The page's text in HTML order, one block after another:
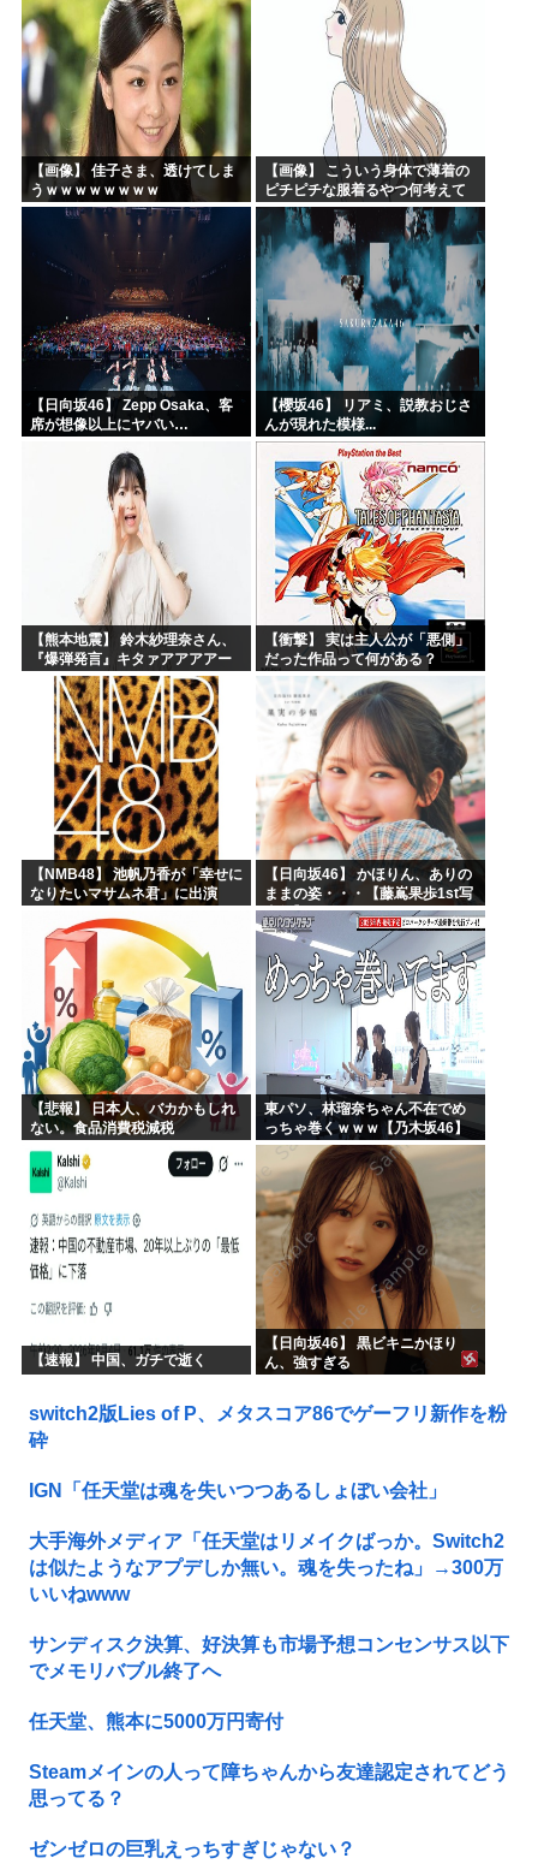
【画像】 佳子さま、透けてしま
うｗｗｗｗｗｗｗｗ
【画像】 こういう身体で薄着の
ピチピチな服着るやつ何考えて
るんだよ
【日向坂46】 Zepp Osaka、客
席が想像以上にヤバい…
【櫻坂46】 リアミ、説教おじさ
んが現れた模様...
【熊本地震】 鈴木紗理奈さん、
『爆弾発言』キタァアアアアー
ーーーーー！！
【衝撃】 実は主人公が「悪側」
だった作品って何がある？
【NMB48】 池帆乃香が「幸せに
なりたいマサムネ君」に出演
【日向坂46】 かほりん、ありの
ままの姿・・・【藤嶌果歩1st写
真集】
【悲報】 日本人、バカかもしれ
ない。食品消費税減税
賛成してしまう
東パソ、林瑠奈ちゃん不在でめ
っちゃ巻くｗｗｗ【乃木坂46】
【速報】 中国、ガチで逝く
【日向坂46】 黒ビキニかほり
ん、強すぎる
switch2版Lies of P、メタスコア86でゲーフリ新作を粉
砕
IGN「任天堂は魂を失いつつあるしょぼい会社」
大手海外メディア「任天堂はリメイクばっか。Switch2
は似たようなアプデしか無い。魂を失ったね」→300万
いいねwww
サンディスク決算、好決算も市場予想コンセンサス以下
でメモリバブル終了へ
任天堂、熊本に5000万円寄付
Steamメインの人って障ちゃんから友達認定されてどう
思ってる？
ゼンゼロの巨乳えっちすぎじゃない？